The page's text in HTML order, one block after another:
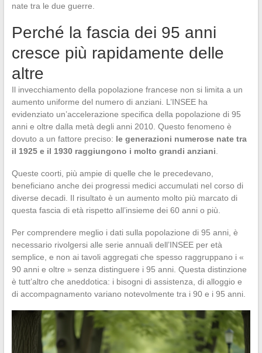
nate tra le due guerre.
Perché la fascia dei 95 anni
cresce più rapidamente delle
altre
Il invecchiamento della popolazione francese non si limita a un
aumento uniforme del numero di anziani. L’INSEE ha
evidenziato un’accelerazione specifica della popolazione di 95
anni e oltre dalla metà degli anni 2010. Questo fenomeno è
dovuto a un fattore preciso: le generazioni numerose nate tra
il 1925 e il 1930 raggiungono i molto grandi anziani
Queste coorti, più ampie di quelle che le precedevano,
beneficiano anche dei progressi medici accumulati nel corso di
diverse decadi. Il risultato è un aumento molto più marcato di
questa fascia di età rispetto all’insieme dei 60 anni o più.
Per comprendere meglio i dati sulla popolazione di 95 anni, è
necessario rivolgersi alle serie annuali dell’INSEE per età
semplice, e non ai tavoli aggregati che spesso raggruppano i «
90 anni e oltre » senza distinguere i 95 anni. Questa distinzione
è tutt’altro che aneddotica: i bisogni di assistenza, di alloggio e
di accompagnamento variano notevolmente tra i 90 e i 95 anni.